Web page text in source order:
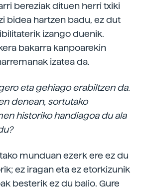
bereziak dituen herri txiki
bidea hartzen badu, ez dut
izango duenik.
bakarra kanpoarekin
izatea da.
eta gehiago erabiltzen da.
denean, sortutako
historiko handiagoa du ala
munduan ezerk ere ez du
ez iragan eta ez etorkizunik
besterik ez du balio. Gure